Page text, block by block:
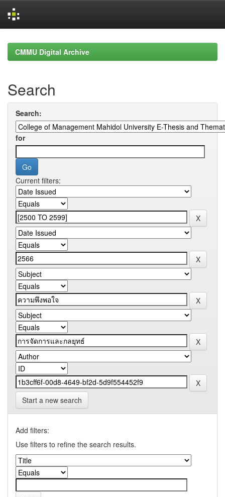
navigationCMMU Digital Archive
Search
Search:
for
Current filters:
Start a new search
Add filters:
Use filters to refine the search results.